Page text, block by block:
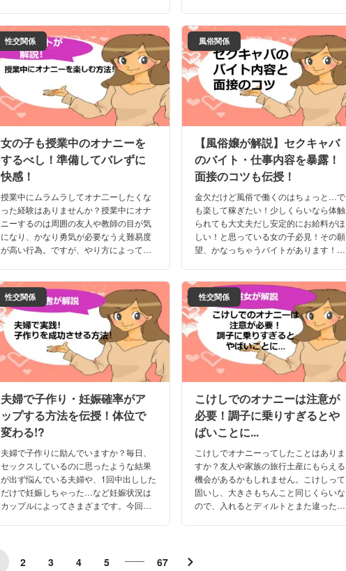
下げます
ょう！
性交関係
女の子も授業中のオナニーを
するべし！準備してバレずに
快感！
授業中にムラムラしてオナ二ーしたくな
った経験はありませんか？授業中にオナ
ニーするのは周囲の友人や教師の目が気
になり、かなり勇気が必要なうえ難易度
が高い行為。ですが、やり方によっては
ます。
風俗関係
【風俗嬢が解説】セクキャバ
のバイト・仕事内容を暴露！
面接のコツも伝授！
金欠だけど風俗で働くのはちょっと…で
も楽して稼ぎたい！少しくらいなら体触
られても大丈夫だし安定的にお給料がほ
しい！と思っている女の子必見！その願
望、かなっちゃうバイトがあります！セ
性交関係
夫婦で子作り・妊娠確率がア
ップする方法を伝授！体位で
変わる!?
夫婦で子作りに励んでいますか？毎日、
セックスしているのに思ったような結果
が出ず悩んでいる夫婦や、1回中出しした
だけで妊娠しちゃった…など妊娠状況は
カップルによってさまざまです。今回は
性交関係
こけしでのオナニーは注意が
必要！調子に乗りすぎるとや
ばいことに...
こけしでオナニーってしたことはありま
すか？友人や家族の旅行土産にもらえる
機会があるかもしれません。こけしって
固いし、大きさもちんこと同じくらいな
ので、入れるとディルトとまた違った快
2 3 4 5 67